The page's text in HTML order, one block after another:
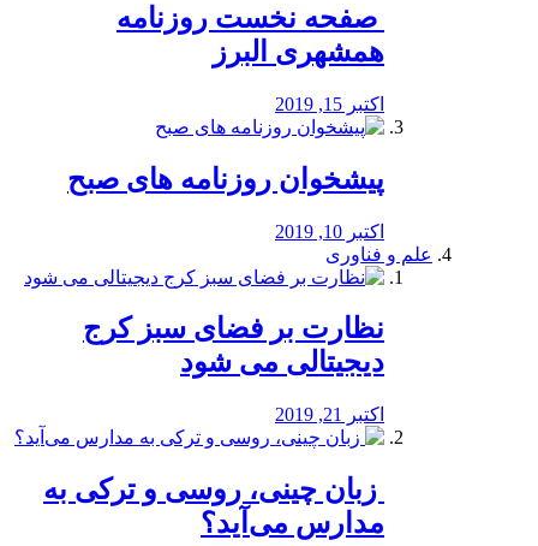
️ صفحه نخست روزنامه‌
همشهری البرز
اکتبر 15, 2019
پیشخوان روزنامه های صبح
اکتبر 10, 2019
علم و فناوری
نظارت بر فضای سبز کرج
دیجیتالی می شود
اکتبر 21, 2019
️ زبان چینی، روسی و ترکی به
مدارس می‌آید؟